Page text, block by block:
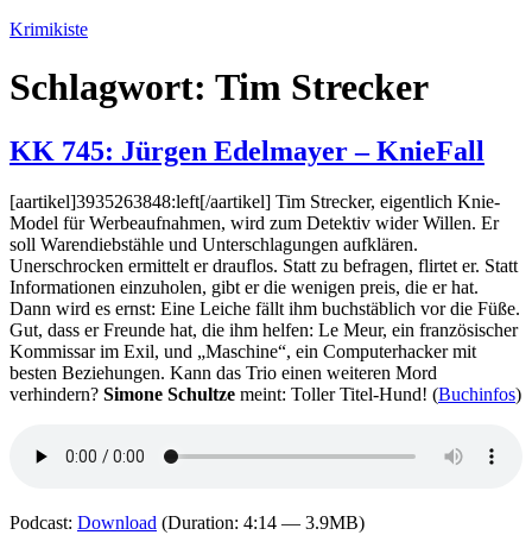
Zum
springen
Krimikiste
Schlagwort: Tim Strecker
KK 745: Jürgen Edelmayer – KnieFall
[aartikel]3935263848:left[/aartikel] Tim Strecker, eigentlich Knie-
Model für Werbeaufnahmen, wird zum Detektiv wider Willen. Er
soll Warendiebstähle und Unterschlagungen aufklären.
Unerschrocken ermittelt er drauflos. Statt zu befragen, flirtet er. Statt
Informationen einzuholen, gibt er die wenigen preis, die er hat.
Dann wird es ernst: Eine Leiche fällt ihm buchstäblich vor die Füße.
Gut, dass er Freunde hat, die ihm helfen: Le Meur, ein französischer
Kommissar im Exil, und „Maschine“, ein Computerhacker mit
besten Beziehungen. Kann das Trio einen weiteren Mord
verhindern? Simone Schultze meint: Toller Titel-Hund! (Buchinfos)
Podcast: Download (Duration: 4:14 — 3.9MB)